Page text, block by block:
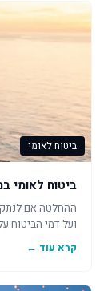
ביטוח לאומי
ביטוח לאומי
ההחלטה אם לנתק
ועל דמי הביטוח על
קרא עוד ←